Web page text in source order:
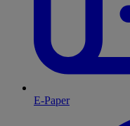
E-Paper